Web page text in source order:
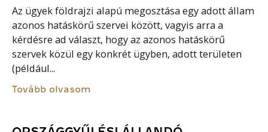
Az ügyek földrajzi alapú megosztása egy adott állam
azonos hatáskörű szervei között, vagyis arra a
kérdésre ad választ, hogy az azonos hatáskörű
szervek közül egy konkrét ügyben, adott területen
(például...
Tovább olvasom